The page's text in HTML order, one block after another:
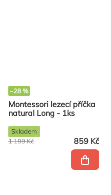
–28 %
Montessori lezecí příčka
natural Long - 1ks
859 Kč
1 199 Kč
Skladem